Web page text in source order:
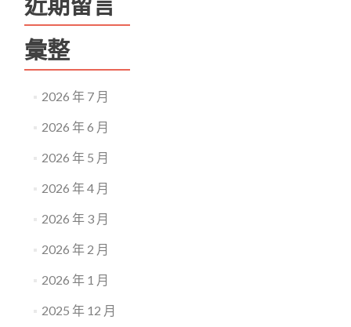
近期留言
彙整
2026 年 7 月
2026 年 6 月
2026 年 5 月
2026 年 4 月
2026 年 3 月
2026 年 2 月
2026 年 1 月
2025 年 12 月